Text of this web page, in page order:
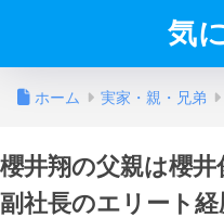
気
ホーム 実家・親・兄弟
櫻井翔の父親は櫻
副社長のエリート経